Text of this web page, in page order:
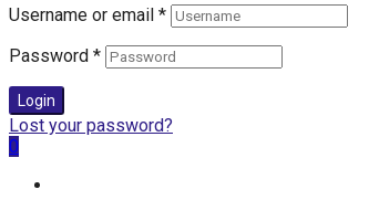
Username or email *
Password *
Login
Lost your password?
0